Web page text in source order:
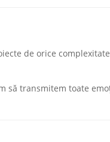
de orice
să transmitem toate